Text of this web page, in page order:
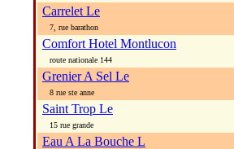
Carrelet Le
7, rue barathon
Comfort Hotel Montlucon
route nationale 144
Grenier A Sel Le
8 rue ste anne
Saint Trop Le
15 rue grande
Eau A La Bouche L